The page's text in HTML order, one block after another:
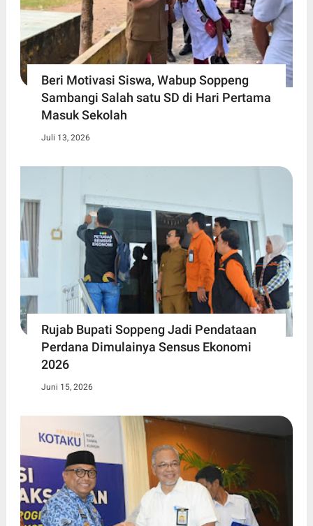
Beri Motivasi Siswa, Wabup Soppeng
Sambangi Salah satu SD di Hari Pertama
Masuk Sekolah
Juli 13, 2026
Rujab Bupati Soppeng Jadi Pendataan
Perdana Dimulainya Sensus Ekonomi
2026
Juni 15, 2026